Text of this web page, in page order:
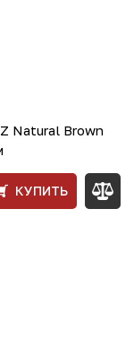
Natural Brown
КУПИТЬ